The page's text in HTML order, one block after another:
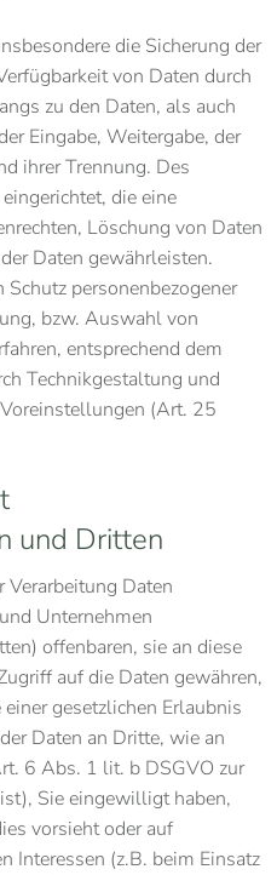
die Sicherung der
von Daten durch
zu den Daten, als auch
Eingabe, Weitergabe, der
ihrer Trennung. Des
die eine
Löschung von Daten
Daten gewährleisten.
personenbezogener
bzw. Auswahl von
entsprechend dem
Technikgestaltung und
(Art. 25
und Dritten
Verarbeitung Daten
Unternehmen
offenbaren, sie an diese
auf die Daten gewähren,
gesetzlichen Erlaubnis
Daten an Dritte, wie an
6 Abs. 1 lit. b DSGVO zur
Sie eingewilligt haben,
vorsieht oder auf
Interessen (z.B. beim Einsatz